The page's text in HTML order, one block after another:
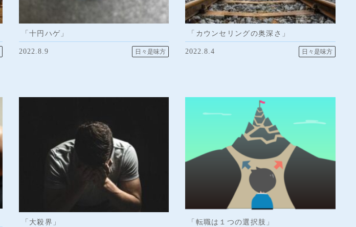
「十円ハゲ」
2022.8.9 日々是味方
「カウンセリングの奥深さ」
2022.8.4 日々是味方
「大殺界」 「転職は１つの選択肢」